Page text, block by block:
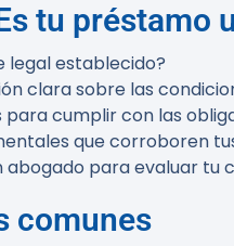
tu préstamo
legal establecido?
clara sobre las
para cumplir con las
que corroboren
abogado para evaluar tu
comunes